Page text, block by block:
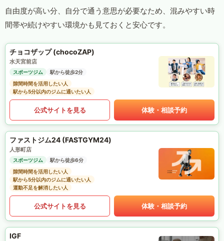
自由度が高い分、自分で通う意思が必要なため、混みやすい時
間帯や続けやすい環境かも見ておくと安心です。
チョコザップ (chocoZAP)
水天宮前店
スポーツジム
駅から徒歩2分
隙間時間を活用したい人
駅から5分以内のジムに通いたい人
公式サイトを見る 体験・相談予約
ファストジム24 (FASTGYM24)
人形町店
スポーツジム
駅から徒歩6分
隙間時間を活用したい人
駅から5分以内のジムに通いたい人
運動不足を解消したい人
公式サイトを見る 体験・相談予約
IGF